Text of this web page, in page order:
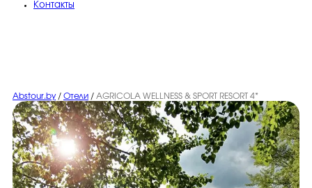
Контакты
Abstour.by / Отели / AGRICOLA WELLNESS & SPORT RESORT 4*